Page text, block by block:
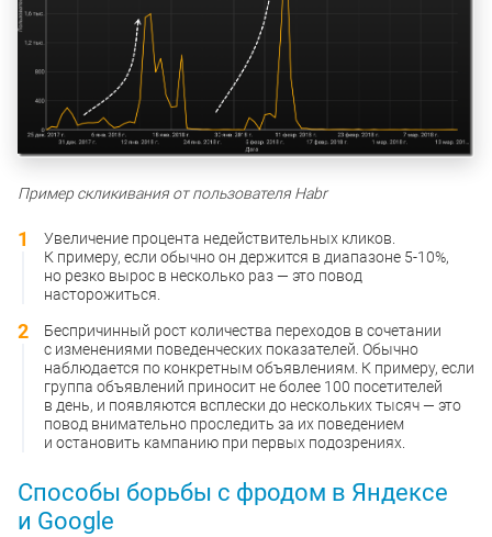
Пример скликивания от пользователя Habr
Увеличение процента недействительных кликов.
К примеру, если обычно он держится в диапазоне 5-10%,
но резко вырос в несколько раз — это повод
насторожиться.
Беспричинный рост количества переходов в сочетании
с изменениями поведенческих показателей. Обычно
наблюдается по конкретным объявлениям. К примеру, если
группа объявлений приносит не более 100 посетителей
в день, и появляются всплески до нескольких тысяч — это
повод внимательно проследить за их поведением
и остановить кампанию при первых подозрениях.
Способы борьбы с фродом в Яндексе
и Google